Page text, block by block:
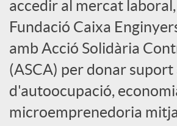
X
a
r
accedir al mercat laboral,
Fundació Caixa
amb Acció Solidària
(ASCA) per donar
d'autoocupació,
microemprenedoria